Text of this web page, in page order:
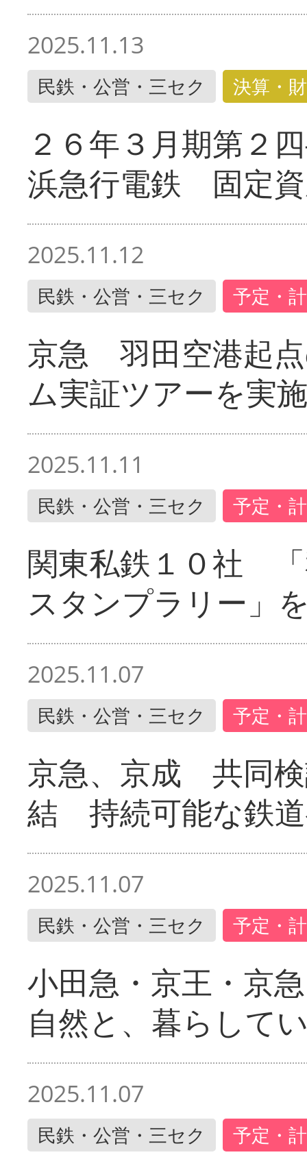
2025.11.13
民鉄・公営・三セク 決算・
２６年３月期第２
浜急行電鉄 固定
2025.11.12
民鉄・公営・三セク 予定・
京急 羽田空港起
ム実証ツアーを実施
2025.11.11
民鉄・公営・三セク 予定・
関東私鉄１０社
スタンプラリー」
2025.11.07
民鉄・公営・三セク 予定・
京急、京成 共同
結 持続可能な鉄
2025.11.07
民鉄・公営・三セク 予定・
小田急・京王・京
自然と、暮らして
2025.11.07
民鉄・公営・三セク 予定・